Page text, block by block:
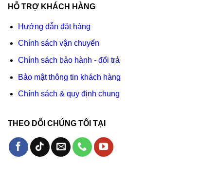
HỖ TRỢ KHÁCH HÀNG
Hướng dẫn đặt hàng
Chính sách vận chuyển
Chính sách bảo hành - đổi trả
Bảo mật thông tin khách hàng
Chính sách & quy định chung
THEO DÕI CHÚNG TÔI TẠI